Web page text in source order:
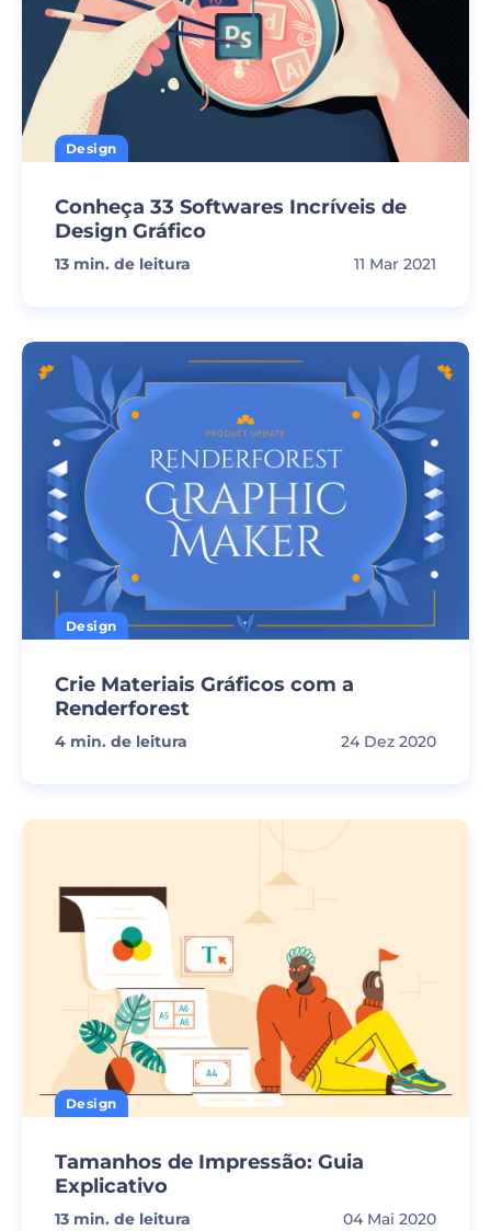
Design
Conheça 33 Softwares Incríveis de
Design Gráfico
13 min. de leitura 11 Mar 2021
Design
Crie Materiais Gráficos com a
Renderforest
4 min. de leitura 24 Dez 2020
Design
Tamanhos de Impressão: Guia
Explicativo
13 min. de leitura 04 Mai 2020